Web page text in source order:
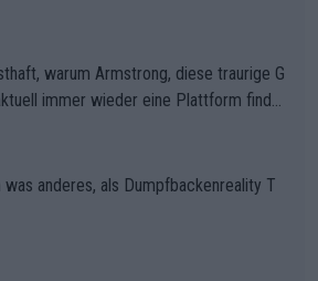
Vollering in diesem Moment war das e
das Katarzyna Niewiadoma die Tür z
hat.Das taktische Dilemma am Mon
Falle: Vollering spekulierte in die
Marlen Reusser im Gelben Trikot die N
ihre Gesamtführung zu verteidigen.De
die verbleibenden 7 Sekunden sofort s
sich Vollering zu lange auf die Tempo
Momentum: Niewiadoma nutzte g
im Verfolgerfeld, um ihren Rhythmus zu
stark zu machen und konkret am Erf
ganz hoch anzurechnen. Das ist ein Zei
hinaus.
warum Armstrong, diese traurige G
immer wieder eine Plattform finde
anderes, als Dumpfbackenreality T